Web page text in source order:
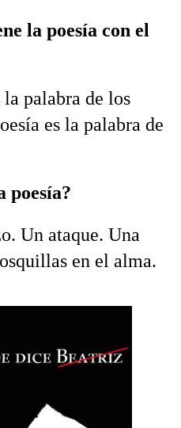
la poesía con el
palabra de los
es la palabra de
poesía?
Un ataque. Una
en el alma.